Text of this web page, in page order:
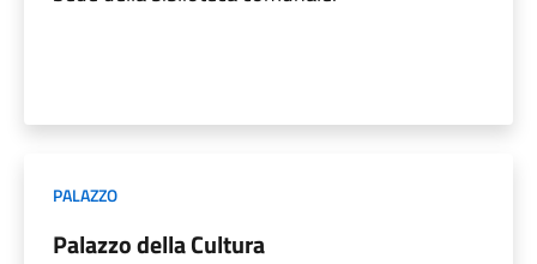
PALAZZO
Palazzo della Cultura